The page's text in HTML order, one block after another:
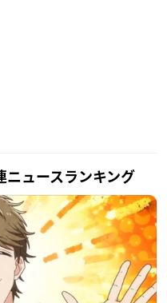
･大橋幸子描き下ろし特製
」カルタ（8枚）
ニュースランキング